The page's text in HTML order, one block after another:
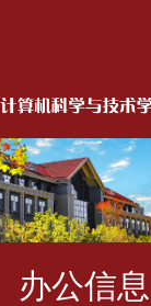
办公信息